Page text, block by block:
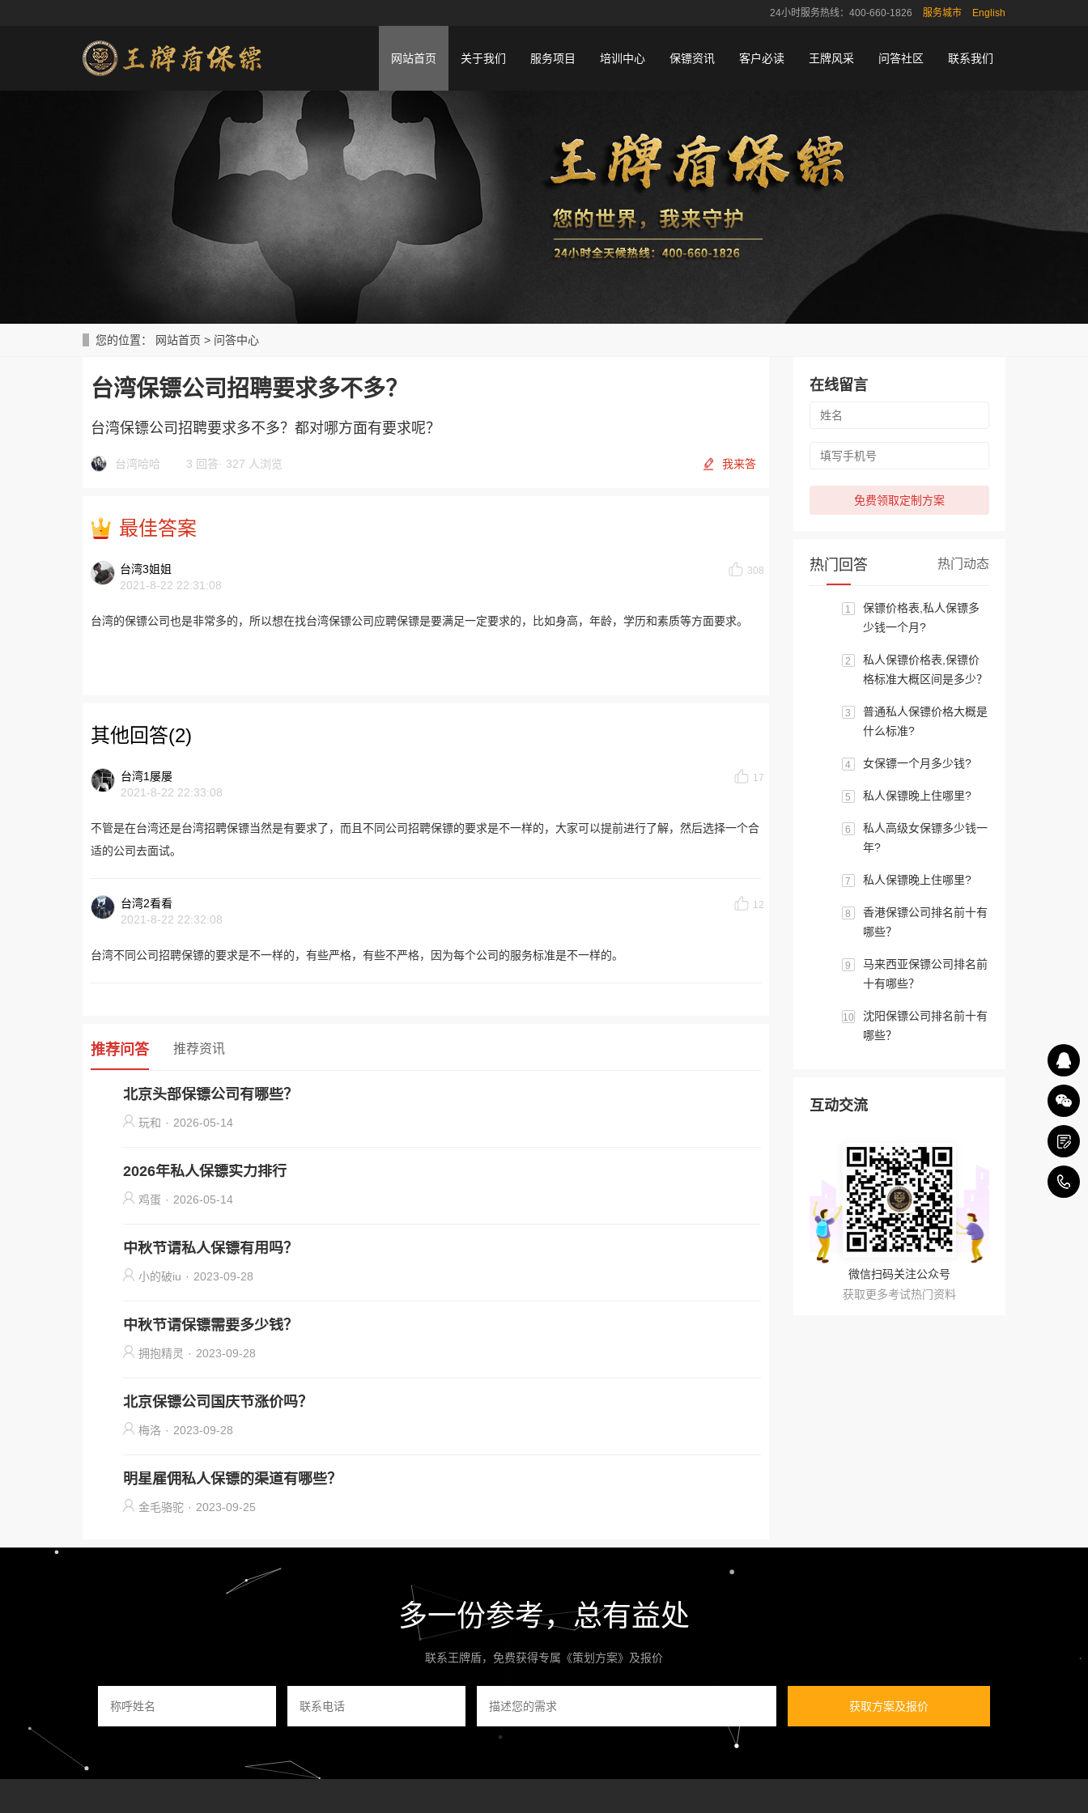
24小时服务热线：400-660-1826 服务城市 English
网站首页 关于我们 服务项目 培训中心 保镖资讯 客户必读 王牌风采 问答社区 联系我们
您的位置： 网站首页 > 问答中心
台湾保镖公司招聘要求多不多？
台湾保镖公司招聘要求多不多？都对哪方面有要求呢？
台湾哈哈 3 回答· 327 人浏览 我来答
最佳答案
台湾3姐姐
2021-8-22 22:31:08
308
台湾的保镖公司也是非常多的，所以想在找台湾保镖公司应聘保镖是要满足一定要求的，比如身高，年龄，学历和素质等方面要求。
其他回答(2)
台湾1屡屡
2021-8-22 22:33:08
17
不管是在台湾还是台湾招聘保镖当然是有要求了，而且不同公司招聘保镖的要求是不一样的，大家可以提前进行了解，然后选择一个合
适的公司去面试。
台湾2看看
2021-8-22 22:32:08
12
台湾不同公司招聘保镖的要求是不一样的，有些严格，有些不严格，因为每个公司的服务标准是不一样的。
推荐问答 推荐资讯
北京头部保镖公司有哪些？
玩和 · 2026-05-14
2026年私人保镖实力排行
鸡蛋 · 2026-05-14
中秋节请私人保镖有用吗？
小的破iu · 2023-09-28
中秋节请保镖需要多少钱？
拥抱精灵 · 2023-09-28
北京保镖公司国庆节涨价吗？
梅洛 · 2023-09-28
明星雇佣私人保镖的渠道有哪些？
金毛骆驼 · 2023-09-25
在线留言
免费领取定制方案
热门回答 热门动态
1
保镖价格表,私人保镖多
少钱一个月?
2
私人保镖价格表,保镖价
格标准大概区间是多少？
3
普通私人保镖价格大概是
什么标准?
4 女保镖一个月多少钱?
5 私人保镖晚上住哪里?
6
私人高级女保镖多少钱一
年?
7 私人保镖晚上住哪里?
8
香港保镖公司排名前十有
哪些？
9
马来西亚保镖公司排名前
十有哪些？
10
沈阳保镖公司排名前十有
哪些？
互动交流
微信扫码关注公众号
获取更多考试热门资料
多一份参考，总有益处
联系王牌盾，免费获得专属《策划方案》及报价
获取方案及报价